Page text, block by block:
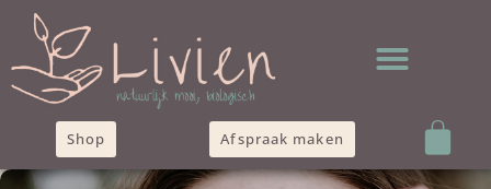
Shop Afspraak maken